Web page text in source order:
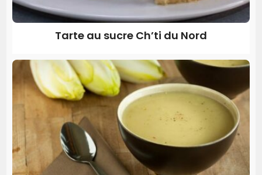
Tarte au sucre Ch’ti du Nord